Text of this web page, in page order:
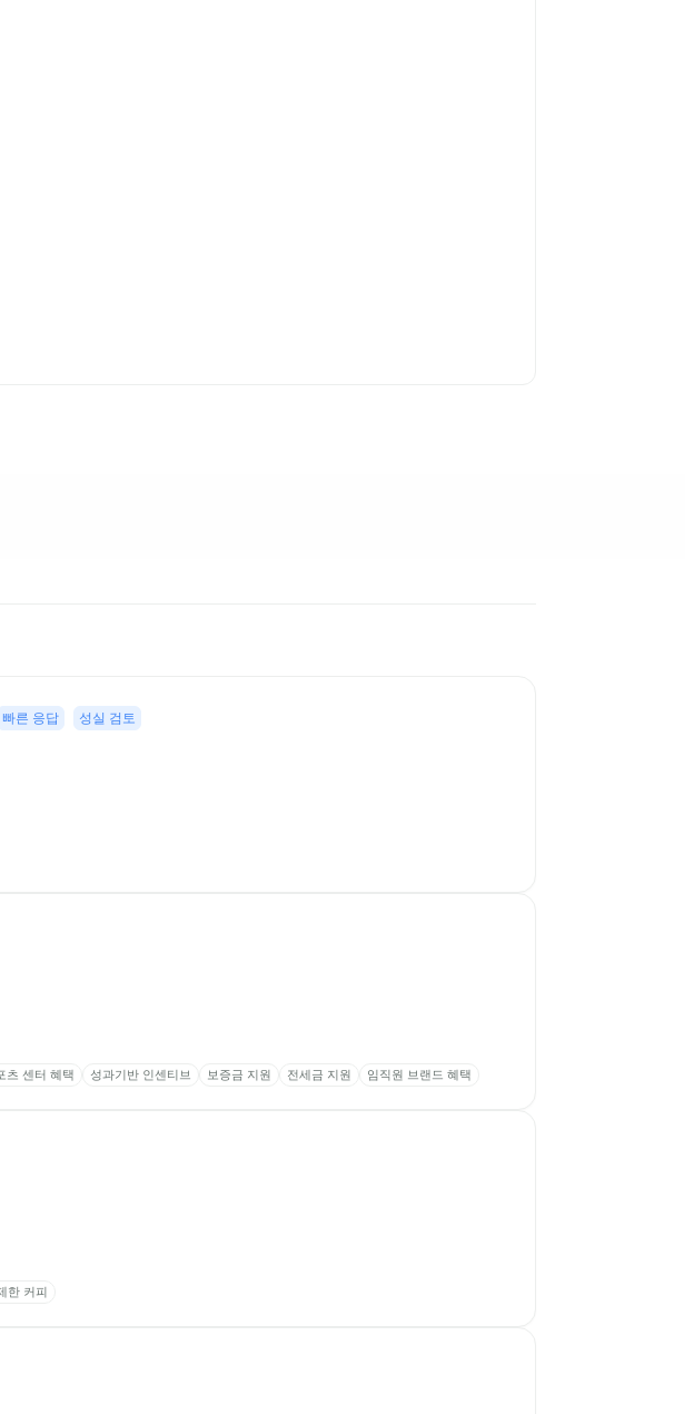
빠른 응답 성실 검토
츠 센터 혜택 성과기반 인센티브 보증금 지원 전세금 지원 임직원 브랜드 혜택
한 커피